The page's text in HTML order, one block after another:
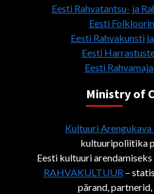
Eesti Rahvatantsu- ja
Eesti
Eesti Rahvakunsti
Eesti
Eesti
Ministry of
Kultuuri
kultuuripoliitika
Eesti kultuuri
RAHVAKULTUUR –
pärand,